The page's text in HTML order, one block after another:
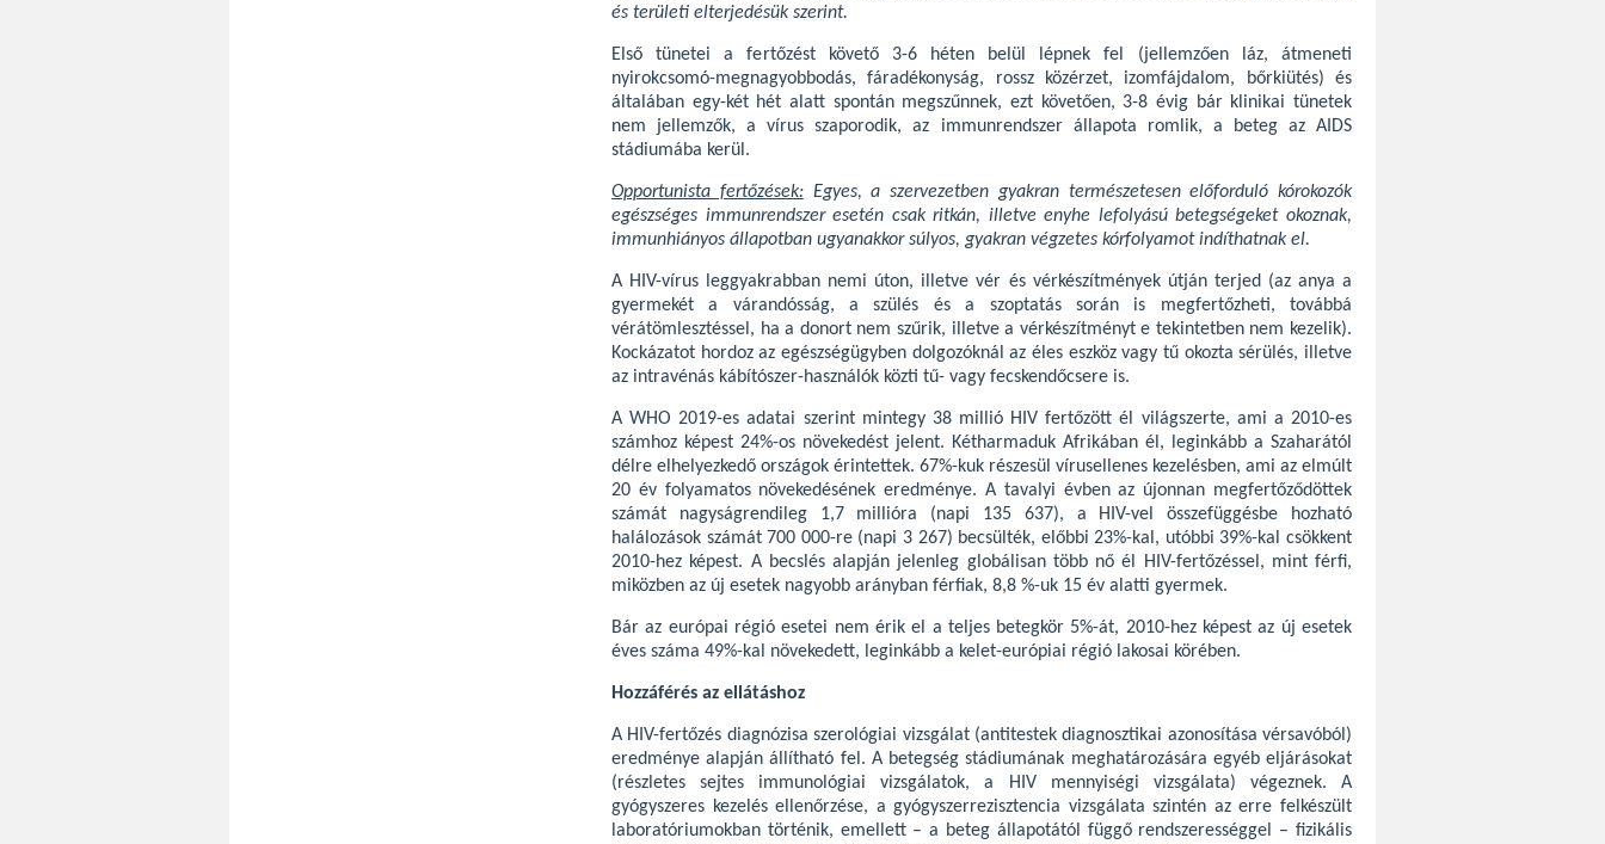
és területi elterjedésük szerint.
Első tünetei a fertőzést követő 3-6 héten belül lépnek fel (jellemzően láz, átmeneti
nyirokcsomó-megnagyobbodás, fáradékonyság, rossz közérzet, izomfájdalom, bőrkiütés) és
általában egy-két hét alatt spontán megszűnnek, ezt követően, 3-8 évig bár klinikai tünetek
nem jellemzők, a vírus szaporodik, az immunrendszer állapota romlik, a beteg az AIDS
stádiumába kerül.
Opportunista fertőzések:Egyes, a szervezetben gyakran természetesen előforduló kórokozók
egészséges immunrendszer esetén csak ritkán, illetve enyhe lefolyású betegségeket okoznak,
immunhiányos állapotban ugyanakkor súlyos, gyakran végzetes kórfolyamot indíthatnak el.
A HIV-vírus leggyakrabban nemi úton, illetve vér és vérkészítmények útján terjed (az anya a
gyermekét a várandósság, a szülés és a szoptatás során is megfertőzheti, továbbá
vérátömlesztéssel, ha a donort nem szűrik, illetve a vérkészítményt e tekintetben nem kezelik).
Kockázatot hordoz az egészségügyben dolgozóknál az éles eszköz vagy tű okozta sérülés, illetve
az intravénás kábítószer-használók közti tű- vagy fecskendőcsere is.
A WHO 2019-es adatai szerint mintegy 38 millió HIV fertőzött él világszerte, ami a 2010-es
számhoz képest 24%-os növekedést jelent. Kétharmaduk Afrikában él, leginkább a Szaharától
délre elhelyezkedő országok érintettek. 67%-kuk részesül vírusellenes kezelésben, ami az elmúlt
20 év folyamatos növekedésének eredménye. A tavalyi évben az újonnan megfertőződöttek
számát nagyságrendileg 1,7 millióra (napi 135 637), a HIV-vel összefüggésbe hozható
halálozások számát 700 000-re (napi 3 267) becsülték, előbbi 23%-kal, utóbbi 39%-kal csökkent
2010-hez képest. A becslés alapján jelenleg globálisan több nő él HIV-fertőzéssel, mint férfi,
miközben az új esetek nagyobb arányban férfiak, 8,8 %-uk 15 év alatti gyermek.
Bár az európai régió esetei nem érik el a teljes betegkör 5%-át, 2010-hez képest az új esetek
éves száma 49%-kal növekedett, leginkább a kelet-európiai régió lakosai körében.
Hozzáférés az ellátáshoz
A HIV-fertőzés diagnózisa szerológiai vizsgálat (antitestek diagnosztikai azonosítása vérsavóból)
eredménye alapján állítható fel. A betegség stádiumának meghatározására egyéb eljárásokat
(részletes sejtes immunológiai vizsgálatok, a HIV mennyiségi vizsgálata) végeznek. A
gyógyszeres kezelés ellenőrzése, a gyógyszerrezisztencia vizsgálata szintén az erre felkészült
laboratóriumokban történik, emellett – a beteg állapotától függő rendszerességgel – fizikális